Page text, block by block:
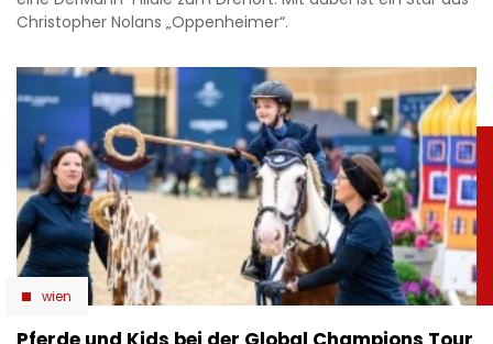
Christopher Nolans „Oppenheimer“.
wien